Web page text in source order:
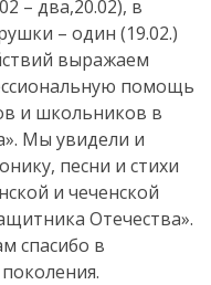
– два,20.02), в
– один (19.02.)
выражаем
помощь
и школьников в
Мы увидели и
песни и стихи
и чеченской
Отечества».
спасибо в